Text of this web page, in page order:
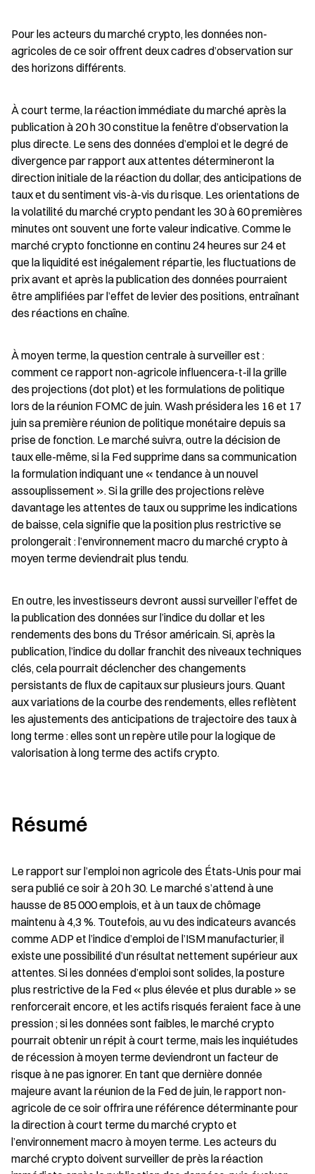
Pour les acteurs du marché crypto, les données non-
agricoles de ce soir offrent deux cadres d’observation sur
des horizons différents.
À court terme, la réaction immédiate du marché après la
publication à 20 h 30 constitue la fenêtre d’observation la
plus directe. Le sens des données d’emploi et le degré de
divergence par rapport aux attentes détermineront la
direction initiale de la réaction du dollar, des anticipations de
taux et du sentiment vis-à-vis du risque. Les orientations de
la volatilité du marché crypto pendant les 30 à 60 premières
minutes ont souvent une forte valeur indicative. Comme le
marché crypto fonctionne en continu 24 heures sur 24 et
que la liquidité est inégalement répartie, les fluctuations de
prix avant et après la publication des données pourraient
être amplifiées par l’effet de levier des positions, entraînant
des réactions en chaîne.
À moyen terme, la question centrale à surveiller est :
comment ce rapport non-agricole influencera-t-il la grille
des projections (dot plot) et les formulations de politique
lors de la réunion FOMC de juin. Wash présidera les 16 et 17
juin sa première réunion de politique monétaire depuis sa
prise de fonction. Le marché suivra, outre la décision de
taux elle-même, si la Fed supprime dans sa communication
la formulation indiquant une « tendance à un nouvel
assouplissement ». Si la grille des projections relève
davantage les attentes de taux ou supprime les indications
de baisse, cela signifie que la position plus restrictive se
prolongerait : l’environnement macro du marché crypto à
moyen terme deviendrait plus tendu.
En outre, les investisseurs devront aussi surveiller l’effet de
la publication des données sur l’indice du dollar et les
rendements des bons du Trésor américain. Si, après la
publication, l’indice du dollar franchit des niveaux techniques
clés, cela pourrait déclencher des changements
persistants de flux de capitaux sur plusieurs jours. Quant
aux variations de la courbe des rendements, elles reflètent
les ajustements des anticipations de trajectoire des taux à
long terme : elles sont un repère utile pour la logique de
valorisation à long terme des actifs crypto.
Résumé
Le rapport sur l’emploi non agricole des États-Unis pour mai
sera publié ce soir à 20 h 30. Le marché s’attend à une
hausse de 85 000 emplois, et à un taux de chômage
maintenu à 4,3 %. Toutefois, au vu des indicateurs avancés
comme ADP et l’indice d’emploi de l’ISM manufacturier, il
existe une possibilité d’un résultat nettement supérieur aux
attentes. Si les données d’emploi sont solides, la posture
plus restrictive de la Fed « plus élevée et plus durable » se
renforcerait encore, et les actifs risqués feraient face à une
pression ; si les données sont faibles, le marché crypto
pourrait obtenir un répit à court terme, mais les inquiétudes
de récession à moyen terme deviendront un facteur de
risque à ne pas ignorer. En tant que dernière donnée
majeure avant la réunion de la Fed de juin, le rapport non-
agricole de ce soir offrira une référence déterminante pour
la direction à court terme du marché crypto et
l’environnement macro à moyen terme. Les acteurs du
marché crypto doivent surveiller de près la réaction